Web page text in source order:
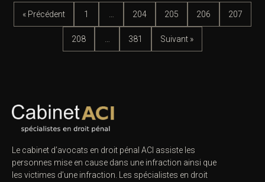
« Précédent 1 204 205 206 207
208 381 Suivant »
Le cabinet d’avocats en droit pénal ACI assiste les
personnes mise en cause dans une infraction ainsi que
les victimes d’une infraction. Les spécialistes en droit